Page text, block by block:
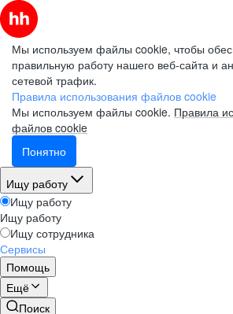
Мы используем файлы cookie, чтобы
правильную работу нашего веб-сайта и
сетевой трафик.
Правила использования файлов cookie
Мы используем файлы cookie. Правила
файлов cookie
Понятно
Ищу работу
Ищу работу
Ищу работу
Ищу сотрудника
Сервисы
Помощь
Ещё
Поиск